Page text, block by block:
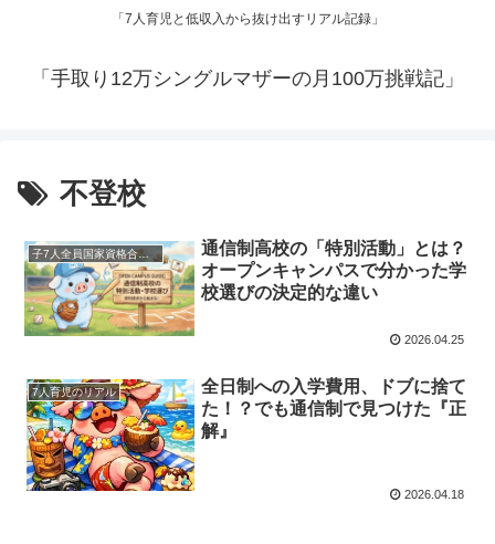
「7人育児と低収入から抜け出すリアル記録」
「手取り12万シングルマザーの月100万挑戦記」
不登校
子7人全員国家資格合格までのあれこれ
通信制高校の「特別活動」とは？
オープンキャンパスで分かった学
校選びの決定的な違い
2026.04.25
7人育児のリアル
全日制への入学費用、ドブに捨て
た！？でも通信制で見つけた『正
解』
2026.04.18